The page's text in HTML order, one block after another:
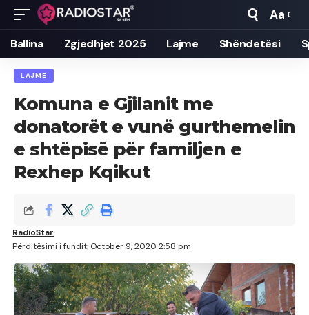
Font
Resizer
Aa
Ballina Zgjedhjet 2025 Lajme Shëndetësi
LAJME
Komuna e Gjilanit me
donatorët e vunë gurthemelin
e shtëpisë për familjen e
Rexhep Kqikut
Përditësimi i fundit: October 9, 2020 2:58 pm
RadioStar